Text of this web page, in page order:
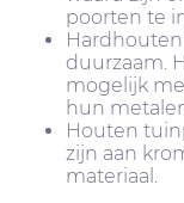
poorten te
duurzaam.
mogelijk
hun
Houten
zijn aan
materiaal.